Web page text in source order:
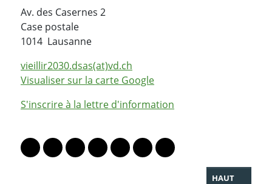
Av. des Casernes 2
Case postale
1014 LausanneSuisse
vieillir2030.dsas(at)vd.ch
Visualiser sur la carte Google
S'inscrire à la lettre d'information
Lien vers le profil Mastodon
Lien vers le profil Bluesky
Lien vers le profil Instagram
Lien vers le profil Linkedin
Lien vers le profil Facebook
Lien vers le profil Twitter
Partager par WhatsApp
HAUT